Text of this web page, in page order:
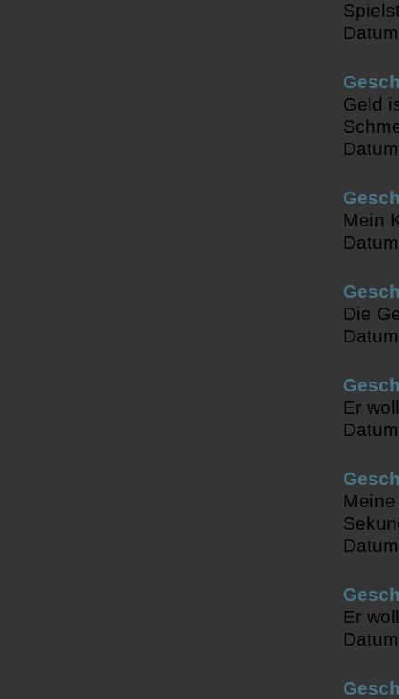
Geld
Mein
Die
Er
Er